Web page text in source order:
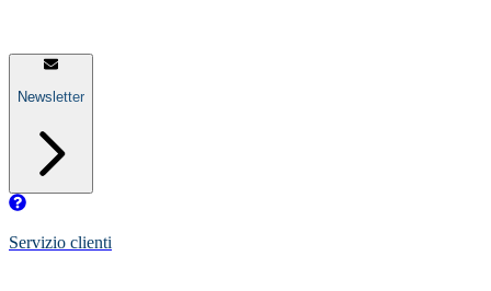
Newsletter
Servizio clienti